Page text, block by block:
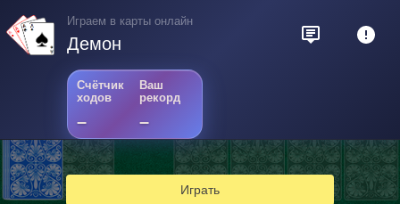
Играем в карты онлайн
Демон
Счётчик
ходов
–
Ваш
рекорд
–
Играть
2